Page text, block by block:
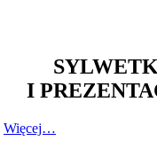
I
Więcej…